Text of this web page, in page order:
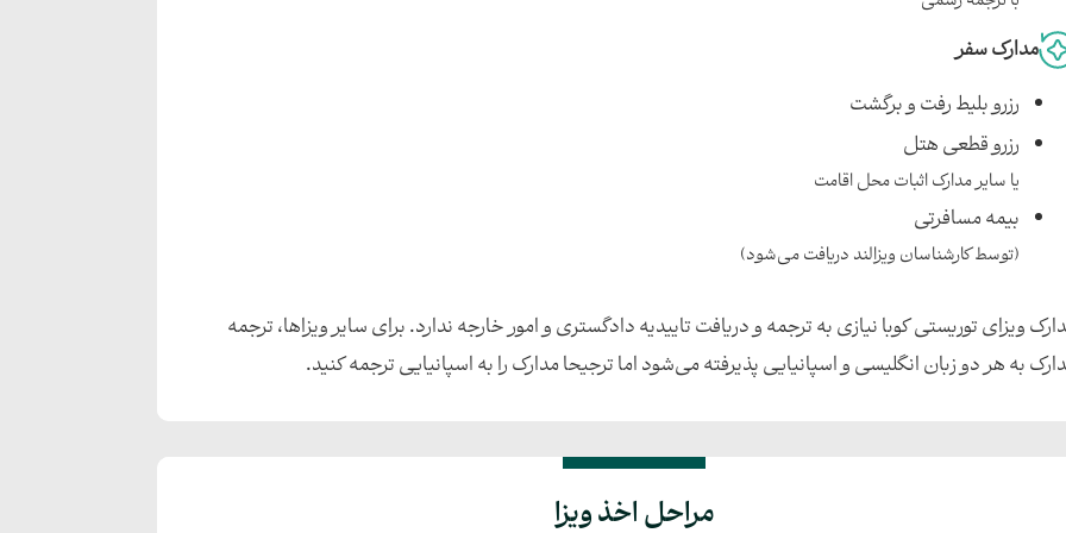
مدارک سفر
رزرو بلیط رفت و برگشت
رزرو قطعی هتل
یا سایر مدارک اثبات محل اقامت
بیمه مسافرتی
(توسط کارشناسان ویزالند دریافت می‌شود)
ویزای توریستی کوبا نیازی به ترجمه و دریافت تاییدیه دادگستری و امور خارجه ندارد. برای سایر ویزاها، ترجمه
به هر دو زبان انگلیسی و اسپانیایی پذیرفته می‌شود اما ترجیحا مدارک را به اسپانیایی ترجمه کنید.
مراحل اخذ ویزا